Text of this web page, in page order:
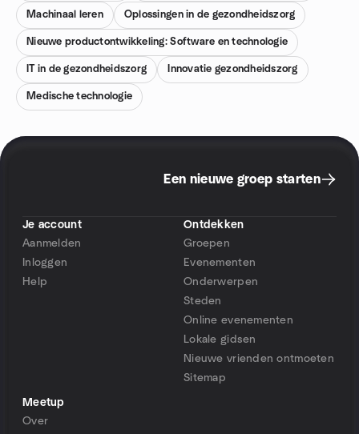
Machinaal leren Oplossingen in de gezondheidszorg
Nieuwe productontwikkeling: Software en technologie
IT in de gezondheidszorg Innovatie gezondheidszorg
Medische technologie
Een nieuwe groep starten
Je account
Aanmelden
Inloggen
Help
Ontdekken
Groepen
Evenementen
Onderwerpen
Steden
Online evenementen
Lokale gidsen
Nieuwe vrienden ontmoeten
Sitemap
Meetup
Over